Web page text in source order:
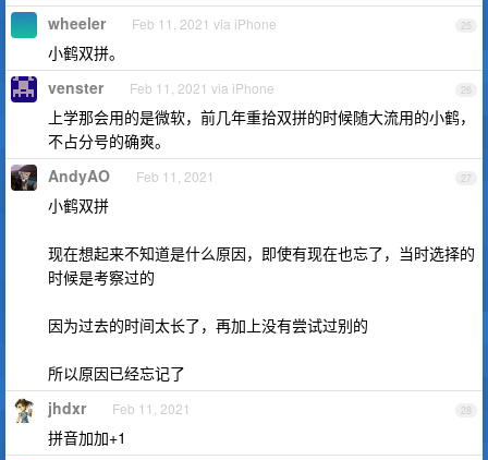
25
wheeler Feb 11, 2021 via iPhone
小鹤双拼。
26
venster Feb 11, 2021 via iPhone
上学那会用的是微软，前几年重拾双拼的时候随大流用的小鹤，
不占分号的确爽。
27
AndyAO Feb 11, 2021
小鹤双拼
现在想起来不知道是什么原因，即使有现在也忘了，当时选择的
时候是考察过的
因为过去的时间太长了，再加上没有尝试过别的
所以原因已经忘记了
28
jhdxr Feb 11, 2021
拼音加加+1